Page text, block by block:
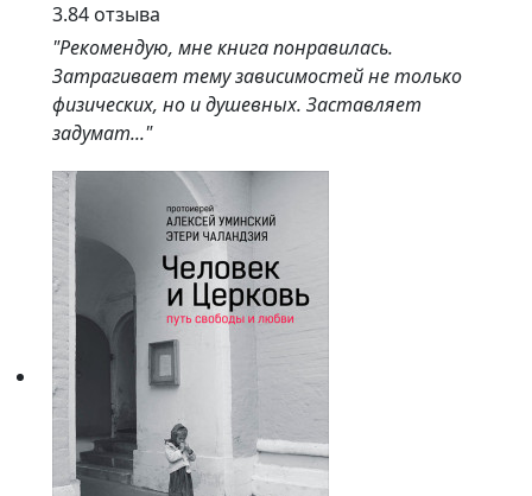
3.84 отзыва
"Рекомендую, мне книга понравилась.
Затрагивает тему зависимостей не только
физических, но и душевных. Заставляет
задумат..."